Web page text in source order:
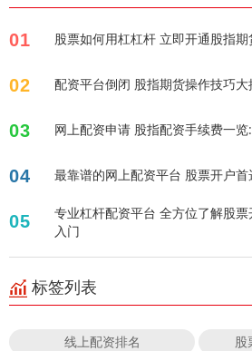
01 股票如何用杠杠杆 立即开通股指
02 配资平台倒闭 股指期货操作技巧大
03 网上配资申请 股指配资手续费一
04 最靠谱的网上配资平台 股票开户首
05
专业杠杆配资平台 全方位了解股
入门
标签列表
线上配资排名 股